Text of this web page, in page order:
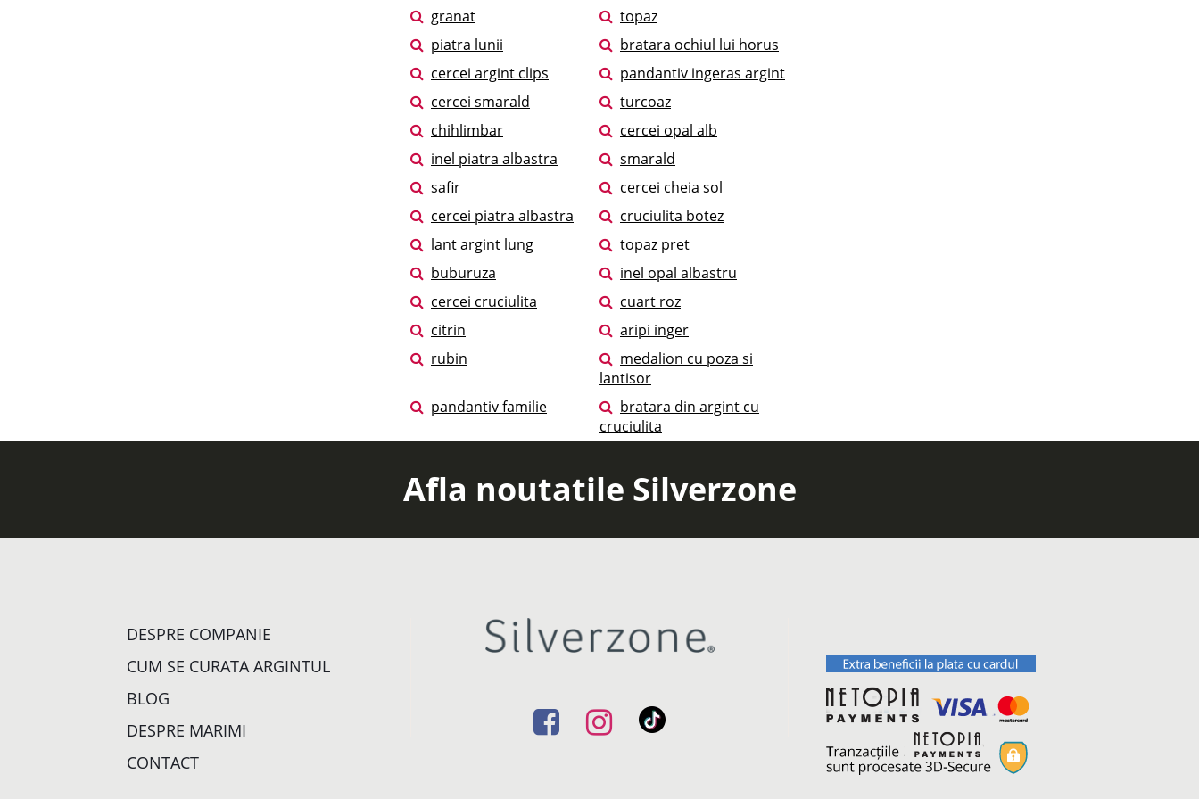
granat
topaz
piatra lunii
bratara ochiul lui horus
cercei argint clips
pandantiv ingeras argint
cercei smarald
turcoaz
chihlimbar
cercei opal alb
inel piatra albastra
smarald
safir
cercei cheia sol
cercei piatra albastra
cruciulita botez
lant argint lung
topaz pret
buburuza
inel opal albastru
cercei cruciulita
cuart roz
citrin
aripi inger
rubin
medalion cu poza si
lantisor
pandantiv familie
bratara din argint cu
cruciulita
Afla noutatile Silverzone
DESPRE COMPANIE
CUM SE CURATA ARGINTUL
BLOG
DESPRE MARIMI
CONTACT